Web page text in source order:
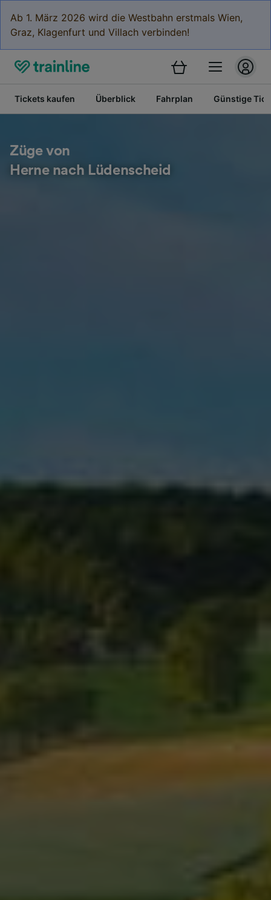
Ab 1. März 2026 wird die Westbahn erstmals Wien,
Graz, Klagenfurt und Villach verbinden!
Tickets kaufen Überblick Fahrplan Günstige
Züge von
Herne nach Lüdenscheid